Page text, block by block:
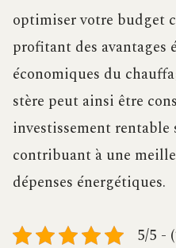
optimiser votre budget
profitant des avantages
économiques du
stère peut ainsi être
investissement
contribuant à une
dépenses énergétiques.
5/5 -